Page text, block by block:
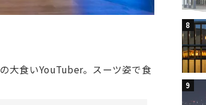
大食いYouTuber。スーツ姿で食